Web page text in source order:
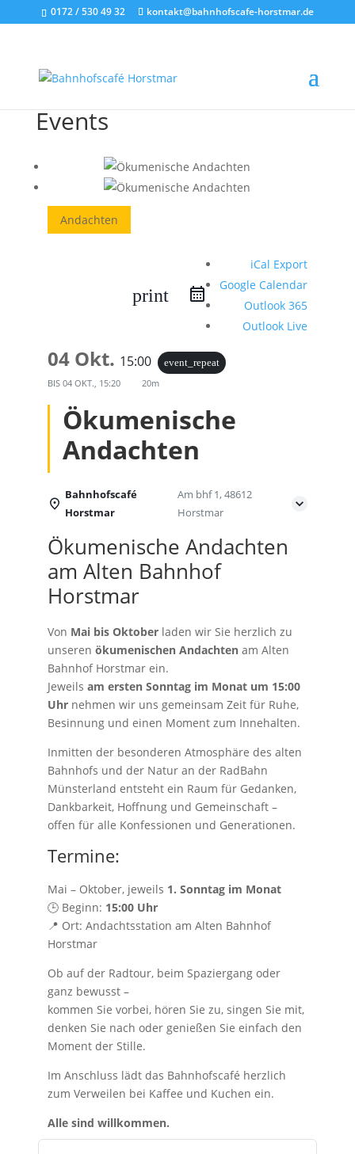
0172 / 530 49 32 kontakt@bahnhofscafe-horstmar.de
Events
Andachten
print
iCal Export
Google Calendar
Outlook 365
Outlook Live
04 Okt. 15:00 event_repeat
BIS 04 OKT., 15:20 20m
Ökumenische
Andachten
Bahnhofscafé
Horstmar
Am bhf 1, 48612
Horstmar
Ökumenische Andachten
am Alten Bahnhof
Horstmar
Von Mai bis Oktoberladen wir Sie herzlich zu
unseren ökumenischen Andachtenam Alten
Bahnhof Horstmar ein.
Jeweils am ersten Sonntag im Monat um 15:00
Uhrnehmen wir uns gemeinsam Zeit für Ruhe,
Besinnung und einen Moment zum Innehalten.
Inmitten der besonderen Atmosphäre des alten
Bahnhofs und der Natur an der RadBahn
Münsterland entsteht ein Raum für Gedanken,
Dankbarkeit, Hoffnung und Gemeinschaft –
offen für alle Konfessionen und Generationen.
Termine:
Mai – Oktober, jeweils 1. Sonntag im Monat
🕒 Beginn: 15:00 Uhr
📍 Ort: Andachtsstation am Alten Bahnhof
Horstmar
Ob auf der Radtour, beim Spaziergang oder
ganz bewusst –
kommen Sie vorbei, hören Sie zu, singen Sie mit,
denken Sie nach oder genießen Sie einfach den
Moment der Stille.
Im Anschluss lädt das Bahnhofscafé herzlich
zum Verweilen bei Kaffee und Kuchen ein.
Alle sind willkommen.